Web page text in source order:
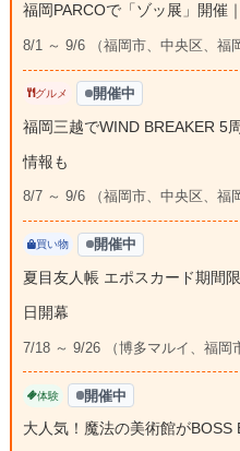
福岡PARCOで「ゾッ展」開催
8/1 ～ 9/6 （福岡市、中央区、福
グルメ 開催中
福岡三越でWIND BREAKER 5
情報も
8/7 ～ 9/6 （福岡市、中央区、福
買い物 開催中
夏目友人帳 エポスカード期間
日開幕
7/18 ～ 9/26 （博多マルイ、福岡
体験 開催中
大人気！魔法の美術館がBOSS